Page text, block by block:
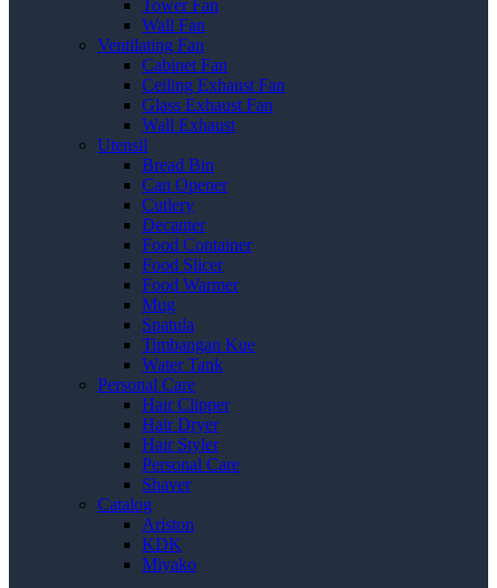
Tower Fan
Wall Fan
Ventilating Fan
Cabinet Fan
Ceiling Exhaust Fan
Glass Exhaust Fan
Wall Exhaust
Utensil
Bread Bin
Can Opener
Cutlery
Decanter
Food Container
Food Slicer
Food Warmer
Mug
Spatula
Timbangan Kue
Water Tank
Personal Care
Hair Clipper
Hair Dryer
Hair Styler
Personal Care
Shaver
Catalog
Ariston
KDK
Miyako